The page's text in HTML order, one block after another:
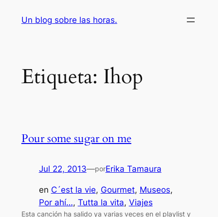
Un blog sobre las horas.
Etiqueta: Ihop
Pour some sugar on me
Jul 22, 2013—porErika Tamaura
en C´est la vie, Gourmet, Museos
Por ahí…, Tutta la vita, Viajes
Esta canción ha salido ya varias veces en el playlist y